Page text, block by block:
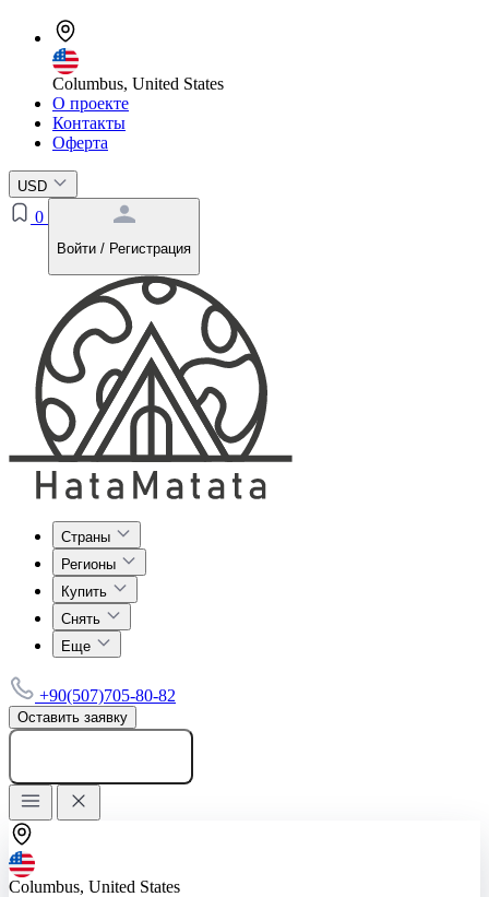
Columbus, United States
О проекте
Контакты
Оферта
USD
0
Войти / Регистрация
Страны
Регионы
Купить
Снять
Еще
+90(507)705-80-82
Оставить заявку
Columbus, United States